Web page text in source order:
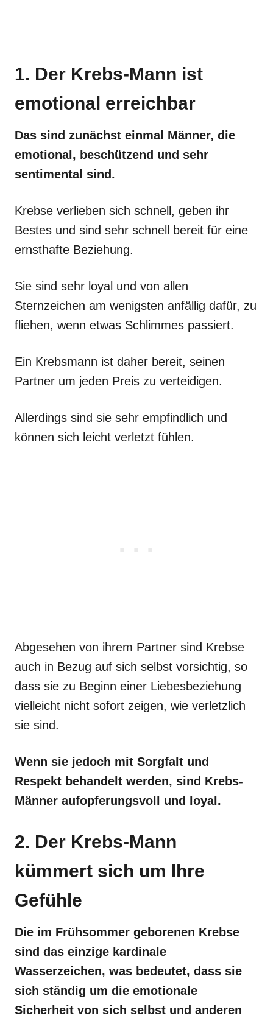
1. Der Krebs-Mann ist
emotional erreichbar
Das sind zunächst einmal Männer, die
emotional, beschützend und sehr
sentimental sind.
Krebse verlieben sich schnell, geben ihr
Bestes und sind sehr schnell bereit für eine
ernsthafte Beziehung.
Sie sind sehr loyal und von allen
Sternzeichen am wenigsten anfällig dafür, zu
fliehen, wenn etwas Schlimmes passiert.
Ein Krebsmann ist daher bereit, seinen
Partner um jeden Preis zu verteidigen.
Allerdings sind sie sehr empfindlich und
können sich leicht verletzt fühlen.
Abgesehen von ihrem Partner sind Krebse
auch in Bezug auf sich selbst vorsichtig, so
dass sie zu Beginn einer Liebesbeziehung
vielleicht nicht sofort zeigen, wie verletzlich
sie sind.
Wenn sie jedoch mit Sorgfalt und
Respekt behandelt werden, sind Krebs-
Männer aufopferungsvoll und loyal.
2. Der Krebs-Mann
kümmert sich um Ihre
Gefühle
Die im Frühsommer geborenen Krebse
sind das einzige kardinale
Wasserzeichen, was bedeutet, dass sie
sich ständig um die emotionale
Sicherheit von sich selbst und anderen